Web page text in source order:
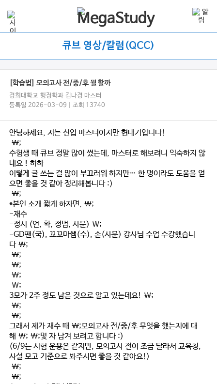
큐브 영상/칼럼(QCC)
[학습법] 모의고사 전/중/후 뭘 할까
경희대학교 행정학과 김나경 마스터
등록일 2026-03-09 | 조회 13740
안녕하세요, 저는 신입 마스터이지만 헌내기입니다!
\;
수험생 때 큐브 정말 많이 썼는데, 마스터로 해보려니 익숙하지 않
네요 ! 하하
이렇게 글 쓰는 걸 많이 부끄러워 하지만… 한 명이라도 도움을 얻
으면 좋을 것 같아 정리해봅니다 :)
\;
*본인 소개 짧게 하자면, \;
-재수
-정시 (언, 확, 정법, 사문) \;
-GD팬(국), 꼬꼬마쌤(수), 손(사문) 강사님 수업 수강했습니
다 \;
\;
\;
\;
\;
3모가 2주 정도 남은 것으로 알고 있는데요! \;
\;
\;
그래서 제가 재수 때 \;모의고사 전/중/후 무엇을 했는지에 대
해 \; \;몇 자 남겨 보려고 합니다 :)
(6/9는 시험 운용은 같지만, 모의고사 전이 조금 달라서 교육청,
사설 모고 기준으로 봐주시면 좋을 것 같아요!)
\;
\;